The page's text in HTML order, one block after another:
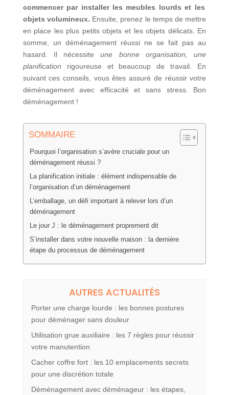
commencer par installer les meubles lourds et les
objets volumineux. Ensuite, prenez le temps de mettre
en place les plus petits objets et les objets délicats. En
somme, un déménagement réussi ne se fait pas au
hasard. Il nécessite une bonne organisation, une
planification rigoureuse et beaucoup de travail. En
suivant ces conseils, vous êtes assuré de réussir votre
déménagement avec efficacité et sans stress. Bon
déménagement !
SOMMAIRE
Pourquoi l’organisation s’avère cruciale pour un
déménagement réussi ?
La planification initiale : élément indispensable de
l’organisation d’un déménagement
L’emballage, un défi important à relever lors d’un
déménagement
Le jour J : le déménagement proprement dit
S’installer dans votre nouvelle maison : la dernière
étape du processus de déménagement
AUTRES ACTUALITÉS
Porter une charge lourde : les bonnes postures
pour déménager sans douleur
Utilisation grue auxiliaire : les 7 règles pour réussir
votre manutention
Cacher coffre fort : les 10 emplacements secrets
pour une discrétion totale
Déménagement avec déménageur : les étapes,